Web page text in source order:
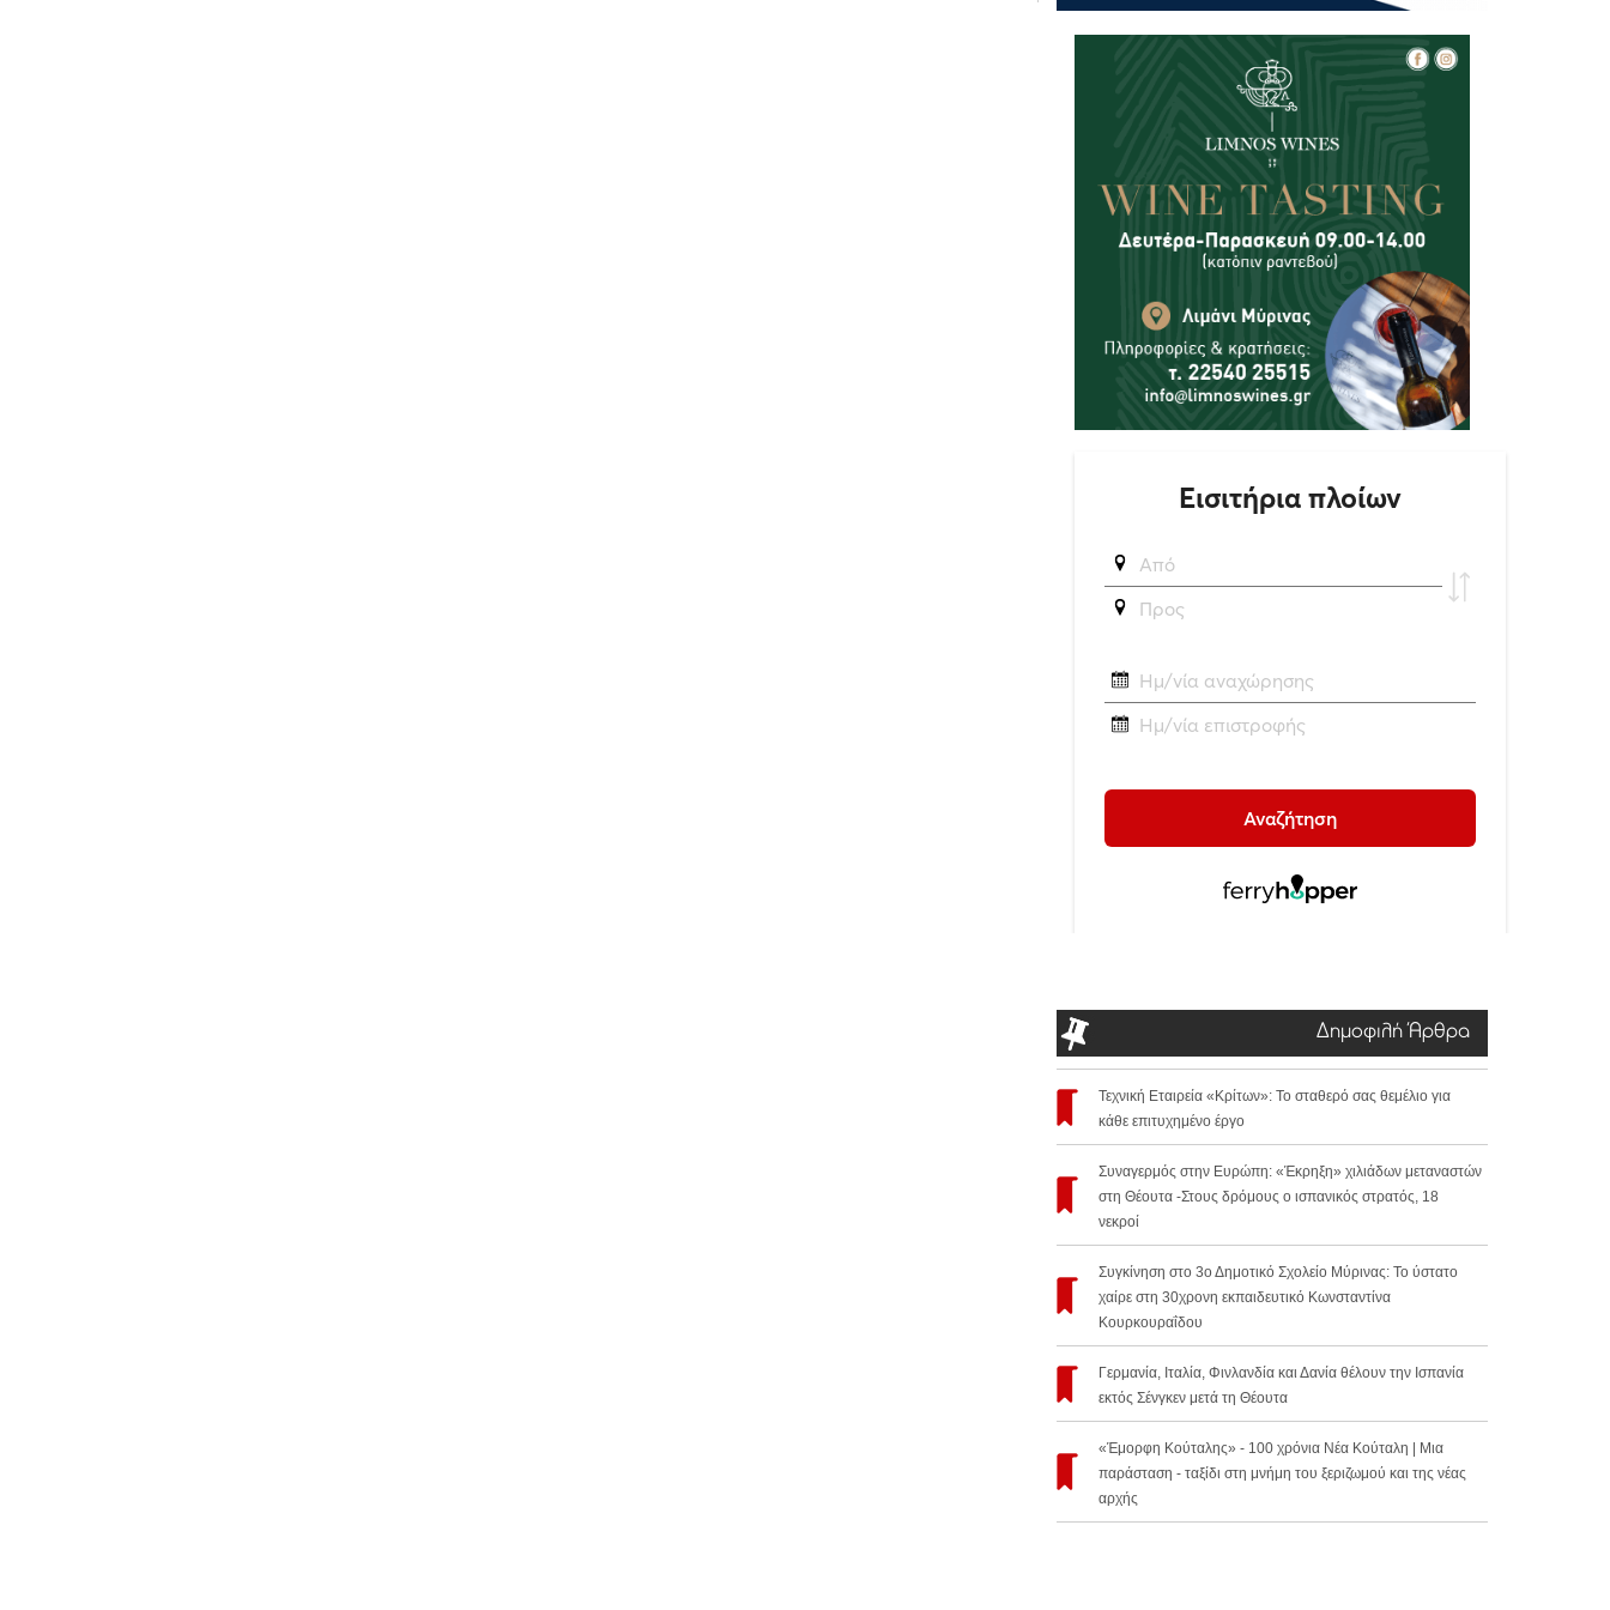
Δημοφιλή Άρθρα
Τεχνική Εταιρεία «Κρίτων»: Το σταθερό σας θεμέλιο για
κάθε επιτυχημένο έργο
Συναγερμός στην Ευρώπη: «Έκρηξη» χιλιάδων μεταναστών
στη Θέουτα -Στους δρόμους ο ισπανικός στρατός, 18
νεκροί
Συγκίνηση στο 3ο Δημοτικό Σχολείο Μύρινας: Το ύστατο
χαίρε στη 30χρονη εκπαιδευτικό Κωνσταντίνα
Κουρκουραΐδου
Γερμανία, Ιταλία, Φινλανδία και Δανία θέλουν την Ισπανία
εκτός Σένγκεν μετά τη Θέουτα
«Έμορφη Κούταλης» - 100 χρόνια Νέα Κούταλη | Μια
παράσταση - ταξίδι στη μνήμη του ξεριζωμού και της νέας
αρχής